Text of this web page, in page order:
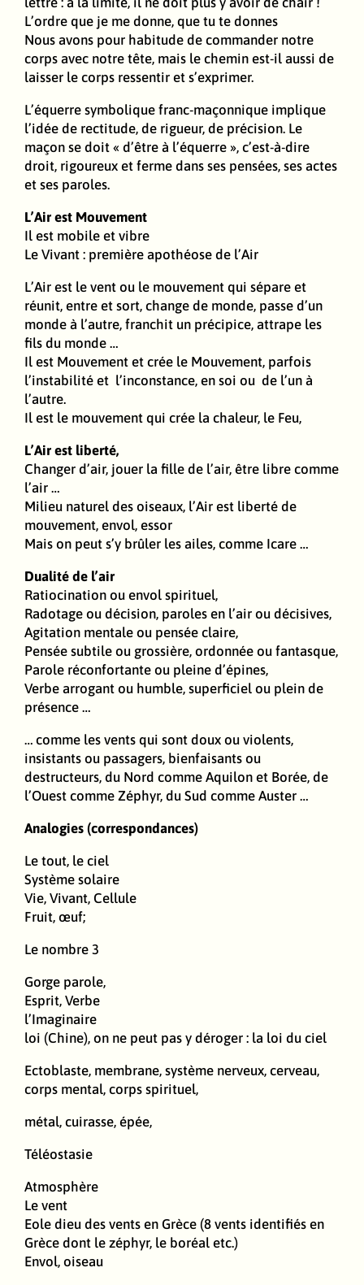
L’ordre que je me donne, que tu te donnes
Nous avons pour habitude de commander notre
corps avec notre tête, mais le chemin est-il aussi de
laisser le corps ressentir et s’exprimer.
L’équerre symbolique franc-maçonnique implique
l’idée de rectitude, de rigueur, de précision. Le
maçon se doit « d’être à l’équerre », c’est-à-dire
droit, rigoureux et ferme dans ses pensées, ses actes
et ses paroles.
L’Air est Mouvement
Il est mobile et vibre
Le Vivant : première apothéose de l’Air
L’Air est le vent ou le mouvement qui sépare et
réunit, entre et sort, change de monde, passe d’un
monde à l’autre, franchit un précipice, attrape les
fils du monde …
Il est Mouvement et crée le Mouvement, parfois
l’instabilité et l’inconstance, en soi ou de l’un à
l’autre.
Il est le mouvement qui crée la chaleur, le Feu,
L’Air est liberté,
Changer d’air, jouer la fille de l’air, être libre comme
l’air …
Milieu naturel des oiseaux, l’Air est liberté de
mouvement, envol, essor
Mais on peut s’y brûler les ailes, comme Icare …
Dualité de l’air
Ratiocination ou envol spirituel,
Radotage ou décision, paroles en l’air ou décisives,
Agitation mentale ou pensée claire,
Pensée subtile ou grossière, ordonnée ou fantasque,
Parole réconfortante ou pleine d’épines,
Verbe arrogant ou humble, superficiel ou plein de
présence …
… comme les vents qui sont doux ou violents,
insistants ou passagers, bienfaisants ou
destructeurs, du Nord comme Aquilon et Borée, de
l’Ouest comme Zéphyr, du Sud comme Auster …
Analogies (correspondances)
Le tout, le ciel
Système solaire
Vie, Vivant, Cellule
Fruit, œuf;
Le nombre 3
Gorge parole,
Esprit, Verbe
l’Imaginaire
loi (Chine), on ne peut pas y déroger : la loi du ciel
Ectoblaste, membrane, système nerveux, cerveau,
corps mental, corps spirituel,
métal, cuirasse, épée,
Téléostasie
Atmosphère
Le vent
Eole dieu des vents en Grèce (8 vents identifiés en
Grèce dont le zéphyr, le boréal etc.)
Envol, oiseau